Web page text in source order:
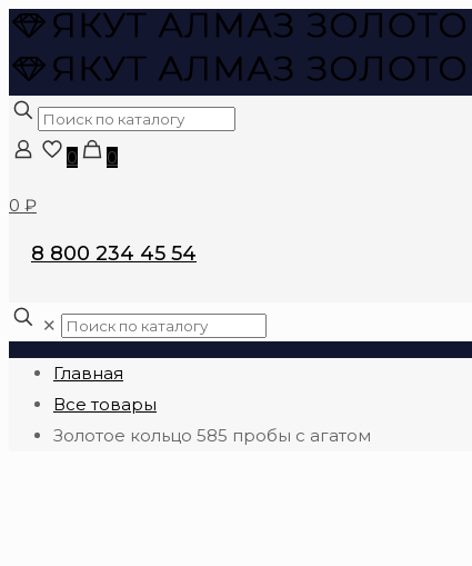
0 0
0 ₽
8 800 234 45 54
✕
Главная
Все товары
Золотое кольцо 585 пробы с агатом